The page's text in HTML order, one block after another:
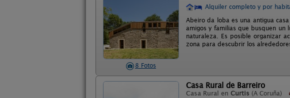
8 Fotos
Alquiler completo y por
Abeiro da loba es una antigua
amigos y familias que busquen un
naturaleza. Es posible organizar
zona para descubrir los
Casa Rural de Barreiro
Casa Rural en Curtis (A Coruña)